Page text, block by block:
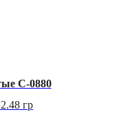
С-0880
гр